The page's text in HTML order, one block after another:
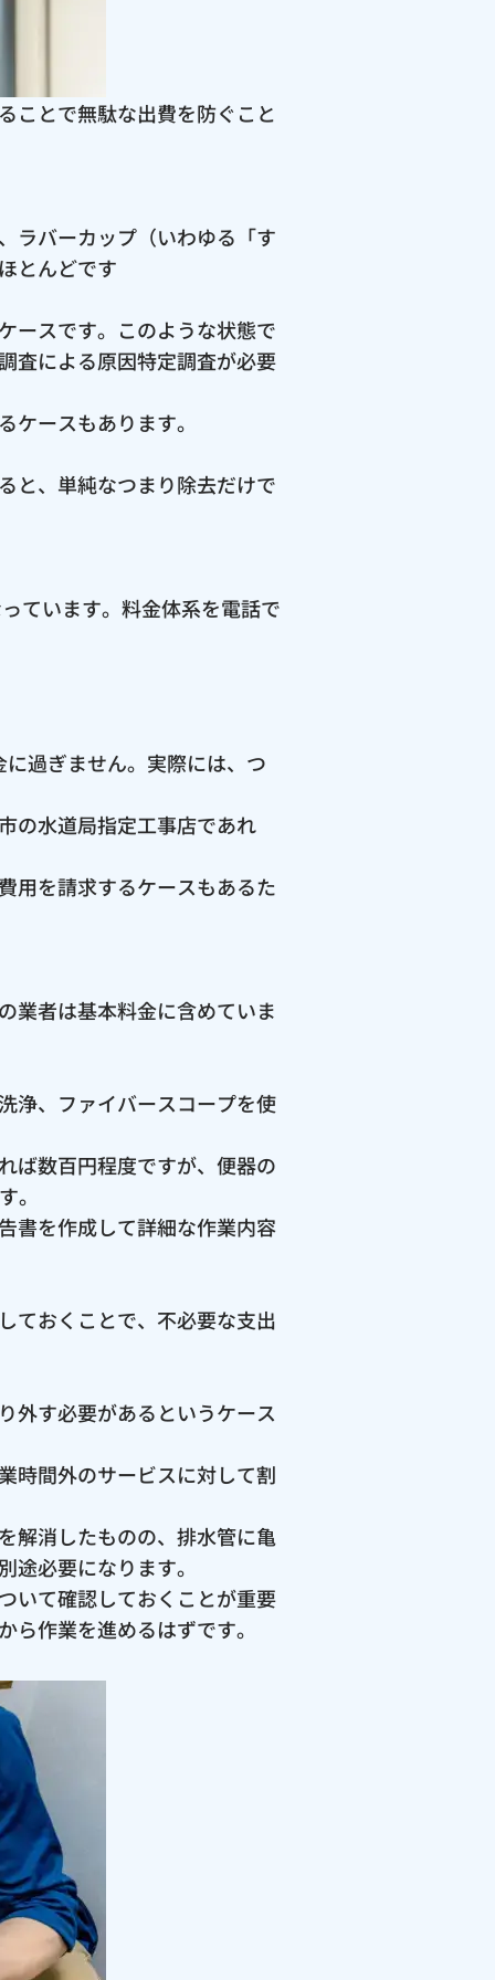
ことで無駄な出費を防ぐこと
ラバーカップ（いわゆる「す
とんどです
ースです。このような状態で
査による原因特定調査が必要
ースもあります。
と、単純なつまり除去だけで
ています。料金体系を電話で
過ぎません。実際には、つ
の水道局指定工事店であれ
用を請求するケースもあるた
業者は基本料金に含めていま
浄、ファイバースコープを使
ば数百円程度ですが、便器の
。
書を作成して詳細な作業内容
ておくことで、不必要な支出
外す必要があるというケース
時間外のサービスに対して割
解消したものの、排水管に亀
必要になります。
いて確認しておくことが重要
作業を進めるはずです。